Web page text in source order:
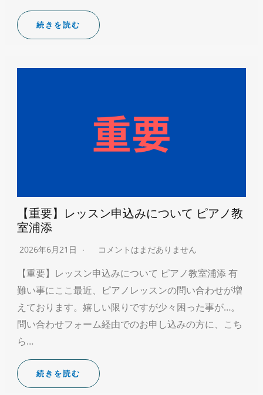
続きを読む
【重要】レッスン申込みについて ピアノ教
室浦添
2026年6月21日 コメントはまだありません
【重要】レッスン申込みについて ピアノ教室浦添 有
難い事にここ最近、ピアノレッスンの問い合わせが増
えております。嬉しい限りですが少々困った事が…。
問い合わせフォーム経由でのお申し込みの方に、こち
ら…
続きを読む